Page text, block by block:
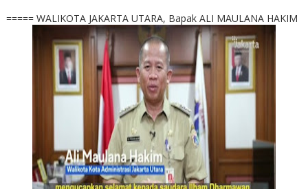
===== WALIKOTA JAKARTA UTARA, Bapak ALI MAULANA HAKIM